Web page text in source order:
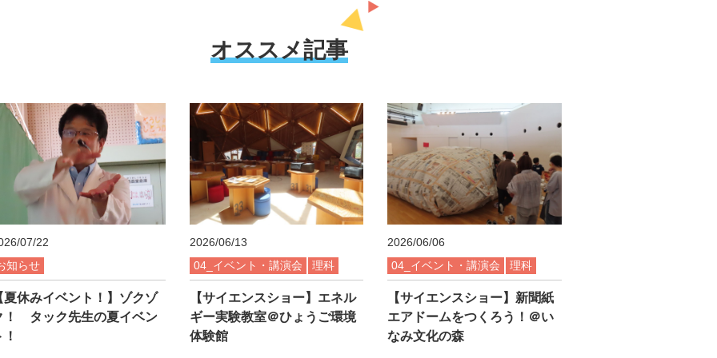
オススメ記事
07/22
知らせ
夏休みイベント！】ゾクゾ
！ タック先生の夏イベン
2026/06/13
04_イベント・講演会
理科
【サイエンスショー】エネル
ギー実験教室＠ひょうご環境
体験館
2026/06/06
04_イベント・講演会
理科
【サイエンスショー】新聞紙
エアドームをつくろう！＠い
なみ文化の森